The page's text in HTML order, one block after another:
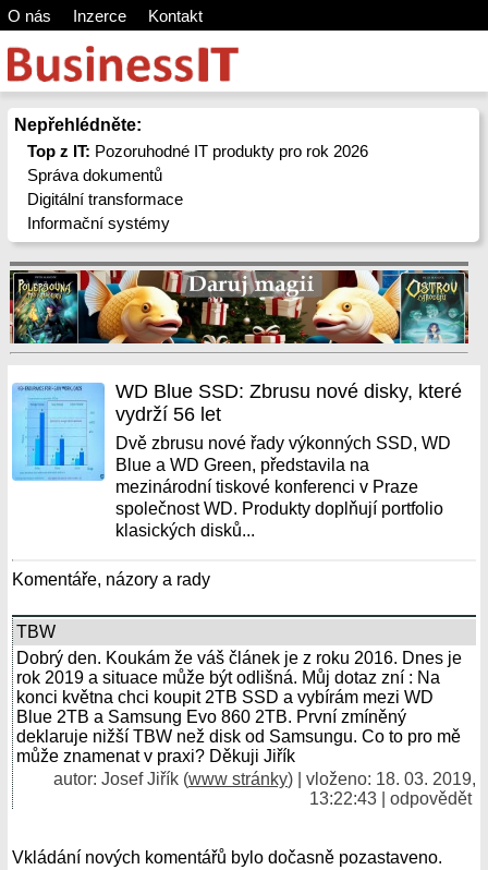
O nás Inzerce Kontakt
Nepřehlédněte:
Top z IT: Pozoruhodné IT produkty pro rok 2026
Správa dokumentů
Digitální transformace
Informační systémy
WD Blue SSD: Zbrusu nové disky, které
vydrží 56 let
Dvě zbrusu nové řady výkonných SSD, WD
Blue a WD Green, představila na
mezinárodní tiskové konferenci v Praze
společnost WD. Produkty doplňují portfolio
klasických disků...
Komentáře, názory a rady
TBW
Dobrý den. Koukám že váš článek je z roku 2016. Dnes je
rok 2019 a situace může být odlišná. Můj dotaz zní : Na
konci května chci koupit 2TB SSD a vybírám mezi WD
Blue 2TB a Samsung Evo 860 2TB. První zmíněný
deklaruje nižší TBW než disk od Samsungu. Co to pro mě
může znamenat v praxi? Děkuji Jiřík
autor: Josef Jiřík (www stránky) | vloženo: 18. 03. 2019,
13:22:43 | odpovědět
Vkládání nových komentářů bylo dočasně pozastaveno.